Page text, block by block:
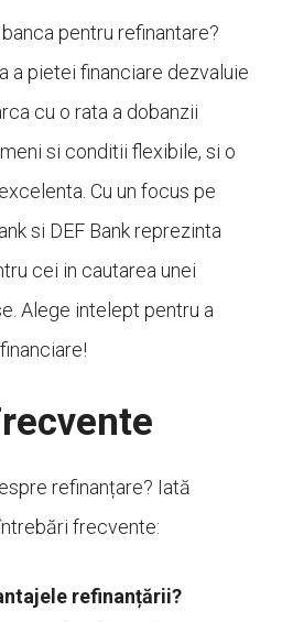
pentru refinantare?
a pietei financiare dezvaluie
cu o rata a dobanzii
si conditii flexibile, si o
Cu un focus pe
si DEF Bank reprezinta
cei in cautarea unei
Alege intelept pentru a
refinanțare? Iată
frecvente:
refinanțării?